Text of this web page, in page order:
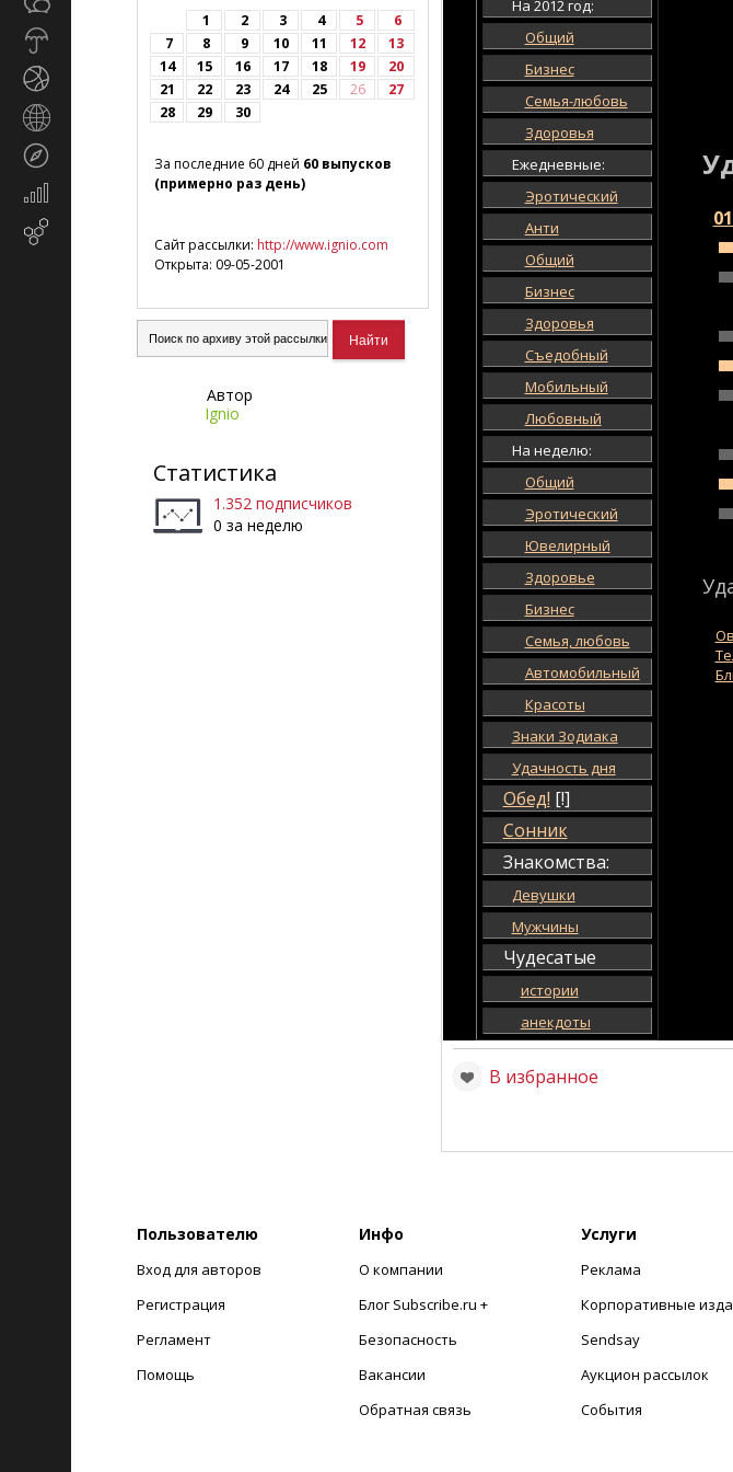
Экономика
маркетинг
1 2 3 4 5
6
7
8 9 10 11 12
13
14
15 16 17 18 19
20
21
22 23 24 25 26
27
28
29 30
За последние 60 дней 60 выпусков
(примерно раз день)
Сайт рассылки: http://www.ignio.com
Открыта: 09-05-2001
Автор
Ignio
Статистика
1.352 подписчиков
0 за неделю
На 2012 год:
Общий
Бизнес
Семья-любовь
Здоровья
Ежедневные:
Эротический
Анти
Общий
Бизнес
Здоровья
Съедобный
Мобильный
Любовный
На неделю:
Общий
Эротический
Ювелирный
Здоровье
Бизнес
Семья, любовь
Автомобильный
Красоты
Знаки Зодиака
Удачность дня
Обед! [!]
Сонник
Знакомства:
Девушки
Мужчины
Чудесатые
истории
анекдоты
В избранное
Пользователю
Вход для авторов
Регистрация
Регламент
Помощь
Инфо
О компании
Блог Subscribe.ru +
Безопасность
Вакансии
Обратная связь
Услуги
Реклама
Корпоративные
Sendsay
Аукцион рассылок
События